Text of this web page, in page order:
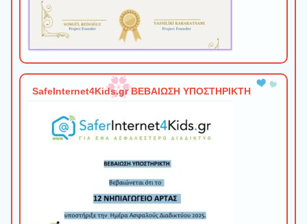
SafeInternet4Kids.gr ΒΕΒΑΙΩΣΗ ΥΠΟΣΤΗΡΙΚΤΗ